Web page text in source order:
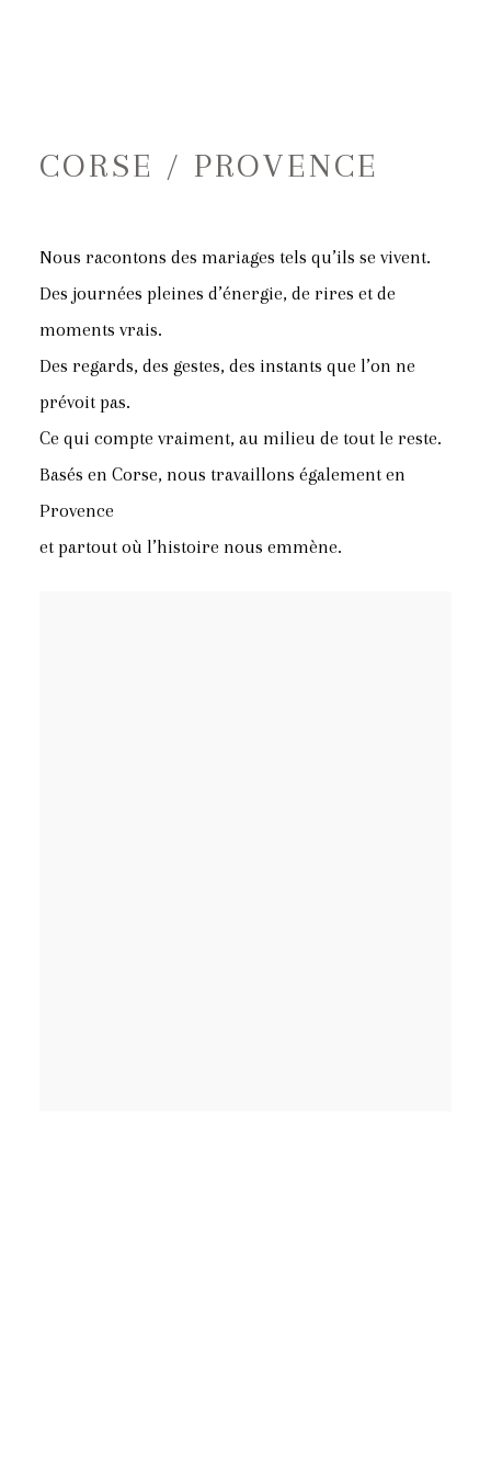
PORTFOLIO
BLOG
CORSE / PROVENCE
Nous racontons des mariages tels qu’ils se vivent.
Des journées pleines d’énergie, de rires et de
moments vrais.
Des regards, des gestes, des instants que l’on ne
prévoit pas.
Ce qui compte vraiment, au milieu de tout le reste.
Basés en Corse, nous travaillons également en
Provence
et partout où l’histoire nous emmène.